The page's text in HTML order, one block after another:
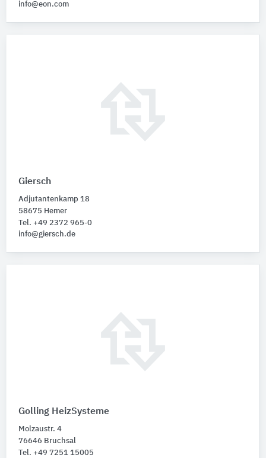
info@eon.com
Giersch
Adjutantenkamp 18
58675 Hemer
Tel. +49 2372 965-0
info@giersch.de
Golling HeizSysteme
Molzaustr. 4
76646 Bruchsal
Tel. +49 7251 15005